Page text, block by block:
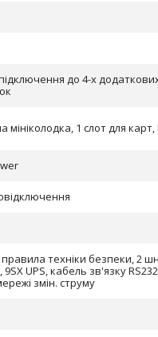
до 4-х
мініколодка, 1 слот для карт,
техніки безпеки, 2
UPS, кабель зв'язку
змін. струму